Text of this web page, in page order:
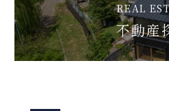
REAL
不動産